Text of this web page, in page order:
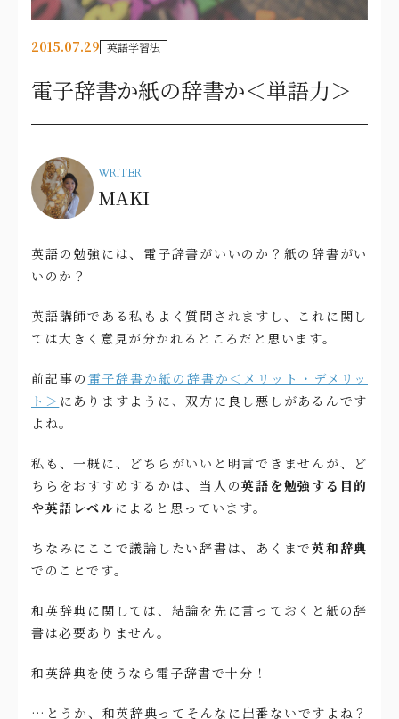
2015.07.29 英語学習法
電子辞書か紙の辞書か＜単語力＞
WRITER
MAKI
英語の勉強には、電子辞書がいいのか？紙の辞書がい
いのか？
英語講師である私もよく質問されますし、これに関し
ては大きく意見が分かれるところだと思います。
前記事の 電子辞書か紙の辞書か＜メリット・デメリッ
ト＞ にありますように、双方に良し悪しがあるんです
よね。
私も、一概に、どちらがいいと明言できませんが、ど
ちらをおすすめするかは、当人の英語を勉強する目的
や英語レベル によると思っています。
ちなみにここで議論したい辞書は、あくまで英和辞典
でのことです。
和英辞典に関しては、結論を先に言っておくと紙の辞
書は必要ありません。
和英辞典を使うなら電子辞書で十分！
…とうか、和英辞典ってそんなに出番ないですよね？